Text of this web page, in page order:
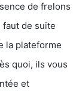
de frelons
de suite
la plateforme
quoi, ils vous
et